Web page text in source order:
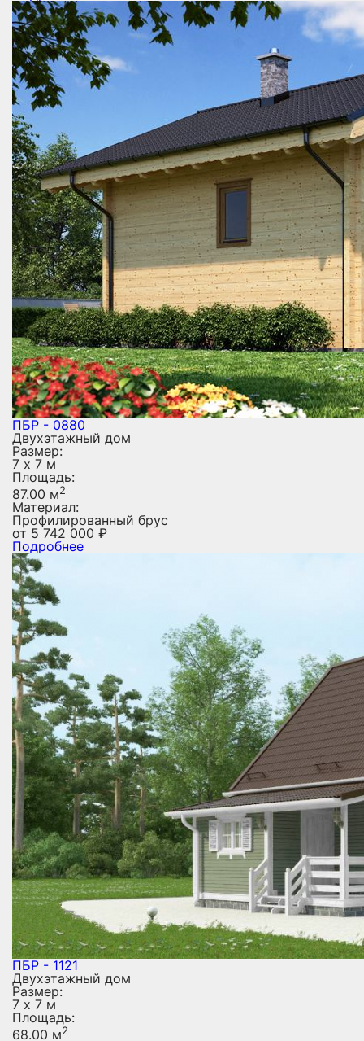
ПБР - 0880
Двухэтажный дом
Размер:
7 х 7 м
Площадь:
87.00 м2
Материал:
Профилированный брус
от 5 742 000 ₽
Подробнее
ПБР - 1121
Двухэтажный дом
Размер:
7 х 7 м
Площадь:
68.00 м2